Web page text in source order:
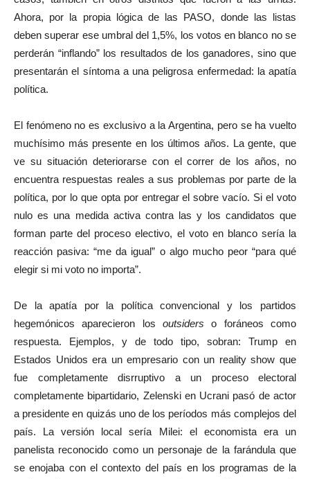
Ahora, por la propia lógica de las PASO, donde las listas
deben superar ese umbral del 1,5%, los votos en blanco no se
perderán “inflando” los resultados de los ganadores, sino que
presentarán el síntoma a una peligrosa enfermedad: la apatía
política.
El fenómeno no es exclusivo a la Argentina, pero se ha vuelto
muchísimo más presente en los últimos años. La gente, que
ve su situación deteriorarse con el correr de los años, no
encuentra respuestas reales a sus problemas por parte de la
política, por lo que opta por entregar el sobre vacío. Si el voto
nulo es una medida activa contra las y los candidatos que
forman parte del proceso electivo, el voto en blanco sería la
reacción pasiva: “me da igual” o algo mucho peor “para qué
elegir si mi voto no importa”.
De la apatía por la política convencional y los partidos
hegemónicos aparecieron los outsiders o foráneos como
respuesta. Ejemplos, y de todo tipo, sobran: Trump en
Estados Unidos era un empresario con un reality show que
fue completamente disrruptivo a un proceso electoral
completamente bipartidario, Zelenski en Ucrani pasó de actor
a presidente en quizás uno de los períodos más complejos del
país. La versión local sería Milei: el economista era un
panelista reconocido como un personaje de la farándula que
se enojaba con el contexto del país en los programas de la